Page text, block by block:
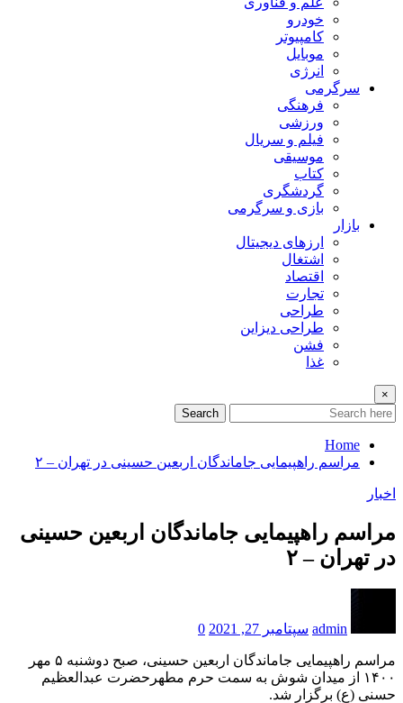
خودرو
کامپیوتر
موبایل
انرژی
سرگرمی
فرهنگی
ورزشی
فیلم و سریال
موسیقی
کتاب
گردشگری
بازی و سرگرمی
بازار
ارزهای دیجیتال
اشتغال
اقتصاد
تجارت
طراحی
طراحی دیزاین
فشن
غذا
×
Search
Home
مراسم راهپیمایی جاماندگان اربعین حسینی در تهران – ۲
اخبار
مراسم راهپیمایی جاماندگان اربعین حسینی
در تهران – ۲
admin سپتامبر 27, 2021 0
مراسم راهپیمایی جاماندگان اربعین حسینی، صبح دوشنبه ۵ مهر
۱۴۰۰ از میدان شوش به سمت حرم مطهرحضرت عبدالعظیم
حسنی (ع) برگزار شد.